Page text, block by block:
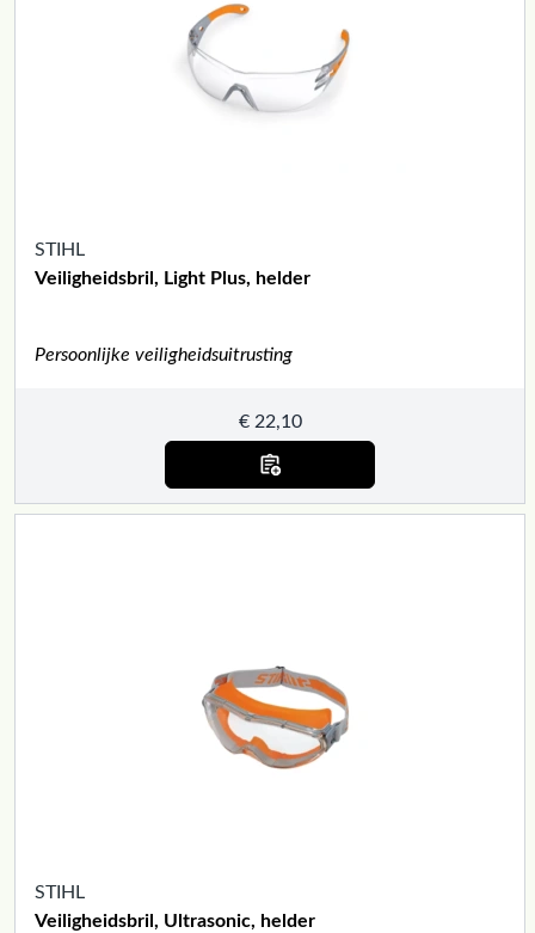
STIHL
Veiligheidsbril, Light Plus, helder
Persoonlijke veiligheidsuitrusting
€22,10
STIHL
Veiligheidsbril, Ultrasonic, helder